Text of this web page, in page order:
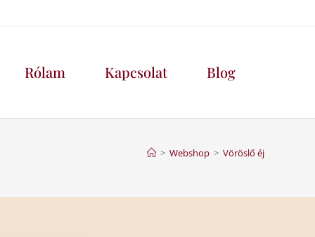
Rólam Kapcsolat Blog
> Webshop > Vöröslő éj